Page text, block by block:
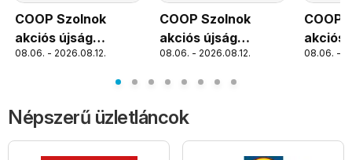
COOP Szolnok
akciós újság
Szolnok
08.06. - 2026.08.12.
COOP Szolnok
akciós újság
Debrecen
08.06. - 2026.08.12.
COOP
akciós
08.06. -
Népszerű üzletláncok